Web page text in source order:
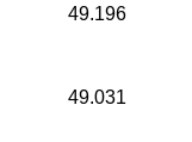
49.196
49.031